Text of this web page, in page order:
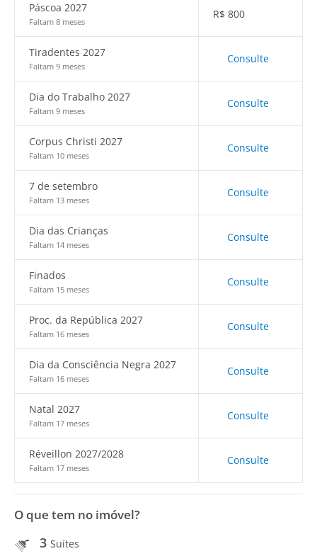
Páscoa 2027
Faltam 8 meses
R$ 800
Tiradentes 2027
Faltam 9 meses
Consulte
Dia do Trabalho 2027
Faltam 9 meses
Consulte
Corpus Christi 2027
Faltam 10 meses
Consulte
7 de setembro
Faltam 13 meses
Consulte
Dia das Crianças
Faltam 14 meses
Consulte
Finados
Faltam 15 meses
Consulte
Proc. da República 2027
Faltam 16 meses
Consulte
Dia da Consciência Negra 2027
Faltam 16 meses
Consulte
Natal 2027
Faltam 17 meses
Consulte
Réveillon 2027/2028
Faltam 17 meses
Consulte
O que tem no imóvel?
3 Suítes